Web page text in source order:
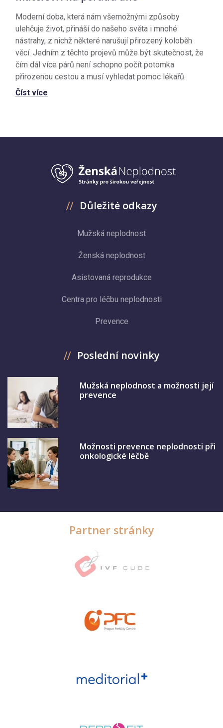
Moderní doba, která nám všemožnými způsoby
ulehčuje život, přináší do našeho světa i mnohé
nástrahy, z nichž některé narušují přirozený koloběh
věcí. Jedním z těchto projevů může být skutečnost, že
čím dál více párů není schopno počít potomka
přirozenou cestou a musí vyhledat pomoc lékařů.
Číst více
Důležité odkazy
Mužská neplodnost
Ženská neplodnost
Asistovaná reprodukce
Centra pro léčbu neplodnosti
Prevence
Poslední novinky
Mužská neplodnost a možnosti její
prevence
Možnosti prevence neplodnosti při
onkologické léčbě
Partner stránky